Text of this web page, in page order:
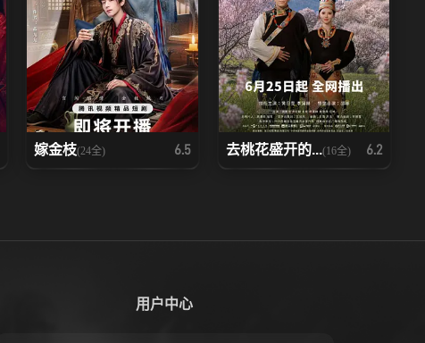
嫁金枝(24全) 6.5 去桃花盛开的...(16全) 6.2
用户中心